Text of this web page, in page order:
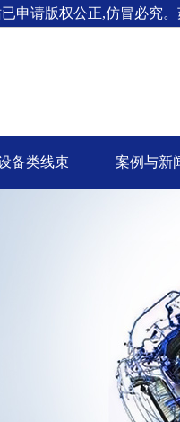
申请版权公正,仿冒必究
备类线束 案例与新